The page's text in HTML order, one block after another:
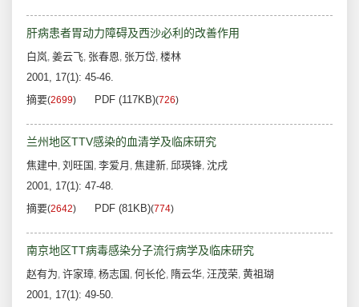
肝病患者胃动力障碍及西沙必利的改善作用
白岚, 姜云飞, 张春恩, 张万岱, 楼林
2001, 17(1): 45-46.
摘要(2699) PDF (117KB)(726)
兰州地区TTV感染的血清学及临床研究
焦建中, 刘旺国 , 李爱月 , 焦建新, 邱瑛锋, 沈戌
2001, 17(1): 47-48.
摘要(2642) PDF (81KB)(774)
南京地区TT病毒感染分子流行病学及临床研究
赵有为, 许家璋, 杨志国 , 何长伦, 隋云华, 汪茂荣, 黄祖瑚
2001, 17(1): 49-50.